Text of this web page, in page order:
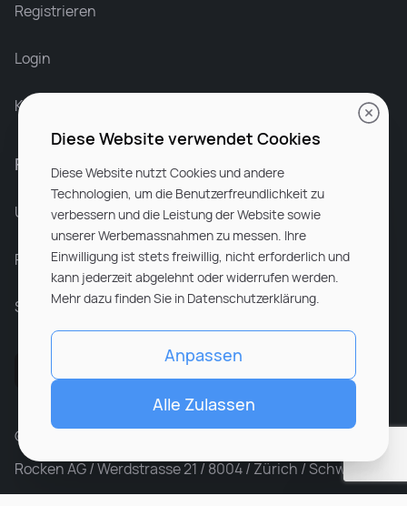
Registrieren
Login
Karriere bei Rocken
Für Unternehmen
Unsere Dienstleistungen
Partnerunternehmen
Sitemap
© ROCKEN 2026. All rights reserved
Rocken AG / Werdstrasse 21 / 8004 / Zürich / Schweiz
Diese Website verwendet Cookies
Diese Website nutzt Cookies und andere
Technologien, um die Benutzerfreundlichkeit zu
verbessern und die Leistung der Website sowie
unserer Werbemassnahmen zu messen. Ihre
Einwilligung ist stets freiwillig, nicht erforderlich und
kann jederzeit abgelehnt oder widerrufen werden.
Mehr dazu finden Sie in Datenschutzerklärung.
Anpassen
Alle Zulassen